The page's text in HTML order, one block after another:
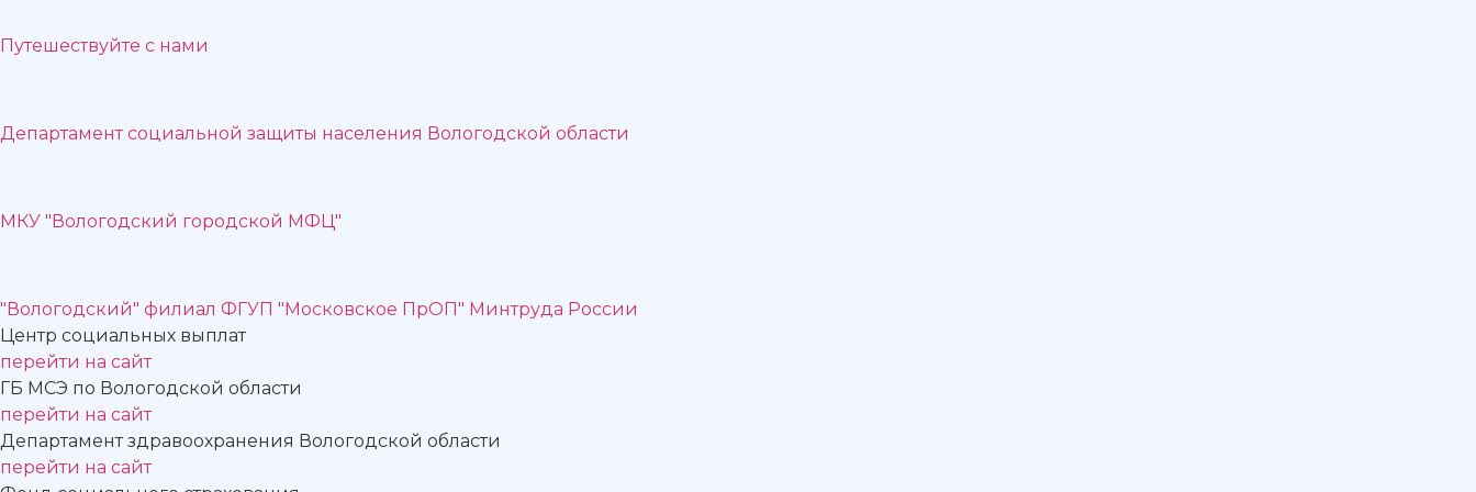
Путешествуйте с нами
Департамент социальной защиты населения Вологодской области
МКУ "Вологодский городской МФЦ"
"Вологодский" филиал ФГУП "Московское ПрОП" Минтруда России
Центр социальных выплат
перейти на сайт
ГБ МСЭ по Вологодской области
перейти на сайт
Департамент здравоохранения Вологодской области
перейти на сайт